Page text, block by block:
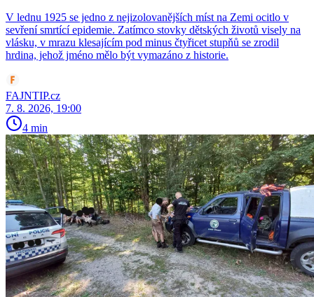
V lednu 1925 se jedno z nejizolovanějších míst na Zemi ocitlo v
sevření smrtící epidemie. Zatímco stovky dětských životů visely na
vlásku, v mrazu klesajícím pod minus čtyřicet stupňů se zrodil
hrdina, jehož jméno mělo být vymazáno z historie.
FAJNTIP.cz
7. 8. 2026, 19:00
4 min